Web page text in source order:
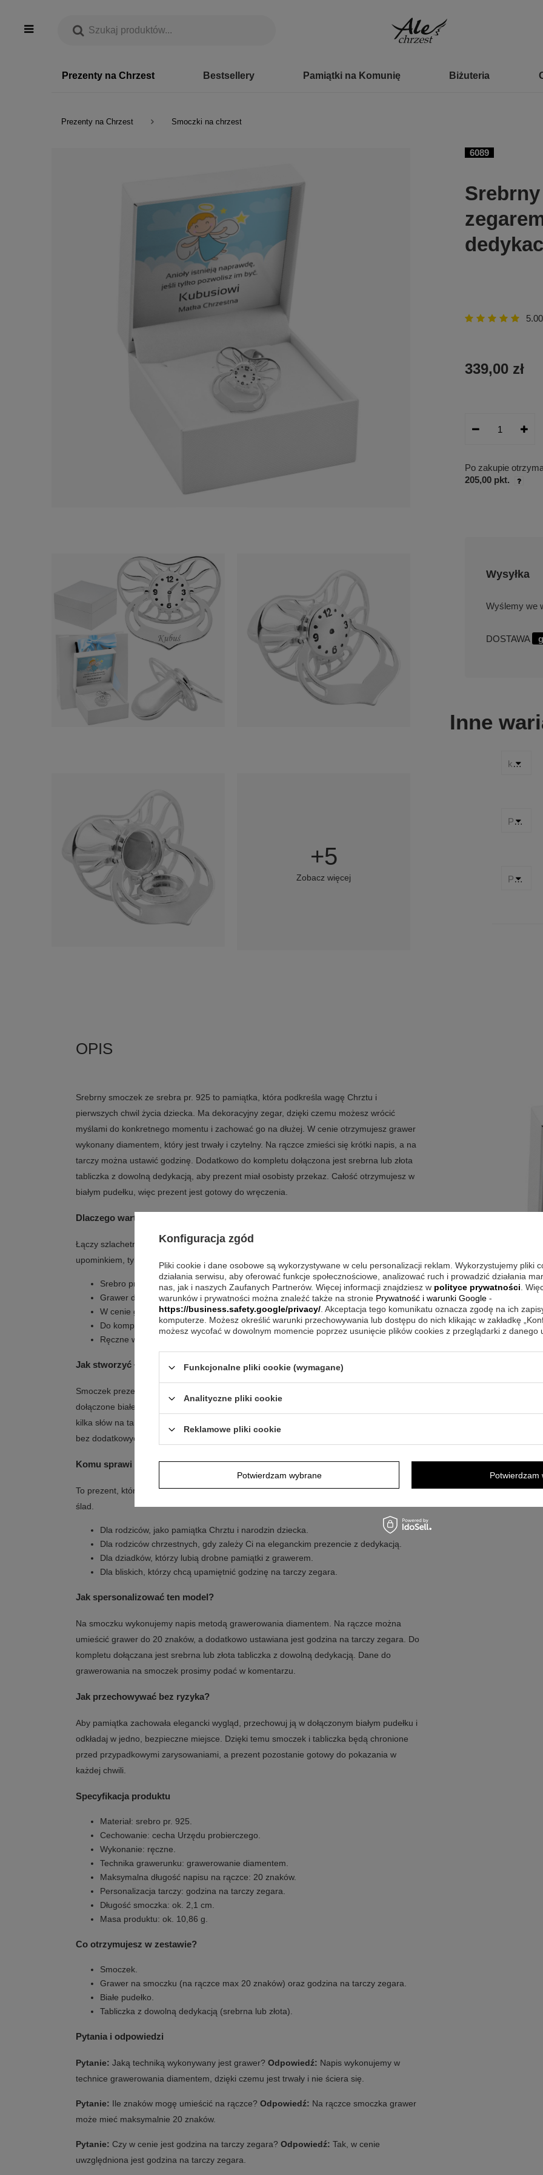
Prezenty na Chrzest Bestsellery Pamiątki na Komunię Biżuteria
Prezenty na Chrzest Smoczki na chrzest
+5
Zobacz więcej
6089
339,00 zł
Po zakupie
205,00 pkt.
Wysyłka
we
DOSTAWA
Inne
kolor wstążki:
PPG-alechrzest:
PPG:
Srebrny smoczek ze srebra pr. 925 to pamiątka, która podkreśla wagę Chrztu i
pierwszych chwil życia dziecka. Ma dekoracyjny zegar, dzięki czemu możesz wrócić
myślami do konkretnego momentu i zachować go na dłużej. W cenie otrzymujesz grawer
wykonany diamentem, który jest trwały i czytelny. Na rączce zmieści się krótki napis, a na
tarczy można ustawić godzinę. Dodatkowo do kompletu dołączona jest srebrna lub złota
tabliczka z dowolną dedykacją, aby prezent miał osobisty przekaz. Całość otrzymujesz w
białym pudełku, więc prezent jest gotowy do wręczenia.
Dlaczego warto wybrać ten model?
Łączy szlachetne wykonanie z personalizacją, dzięki czemu nie jest anonimowym
upominkiem, tylko pamiątką przygotowaną dla konkretnego dziecka.
Srebro pr. 925 oraz cecha Urzędu probierczego.
Grawer diamentem jest trwały i nie ściera się.
W cenie grawer na smoczku oraz godzina na tarczy zegara.
Do kompletu srebrna lub złota tabliczka z dowolną dedykacją.
Ręczne wykonanie podkreśla oryginalność.
Jak stworzyć ładną oprawę wręczenia?
Smoczek prezentuje się elegancko jako pamiątka wręczana podczas uroczystości, a
dołączone białe pudełko pomaga od razu przygotować estetyczny upominek. Jeśli dodasz
kilka słów na tabliczce, całość zyska osobisty charakter i będzie gotowa do przekazania
bez dodatkowych dodatków.
Komu sprawi największą radość?
To prezent, który wybierają osoby chcące zostawić po sobie trwały, spersonalizowany
ślad.
Dla rodziców, jako pamiątka Chrztu i narodzin dziecka.
Dla rodziców chrzestnych, gdy zależy Ci na eleganckim prezencie z dedykacją.
Dla dziadków, którzy lubią drobne pamiątki z grawerem.
Dla bliskich, którzy chcą upamiętnić godzinę na tarczy zegara.
Jak spersonalizować ten model?
Na smoczku wykonujemy napis metodą grawerowania diamentem. Na rączce można
umieścić grawer do 20 znaków, a dodatkowo ustawiana jest godzina na tarczy zegara. Do
kompletu dołączana jest srebrna lub złota tabliczka z dowolną dedykacją. Dane do
grawerowania na smoczek prosimy podać w komentarzu.
Jak przechowywać bez ryzyka?
Aby pamiątka zachowała elegancki wygląd, przechowuj ją w dołączonym białym pudełku i
odkładaj w jedno, bezpieczne miejsce. Dzięki temu smoczek i tabliczka będą chronione
przed przypadkowymi zarysowaniami, a prezent pozostanie gotowy do pokazania w
każdej chwili.
Specyfikacja produktu
Materiał: srebro pr. 925.
Cechowanie: cecha Urzędu probierczego.
Wykonanie: ręczne.
Technika grawerunku: grawerowanie diamentem.
Maksymalna długość napisu na rączce: 20 znaków.
Personalizacja tarczy: godzina na tarczy zegara.
Długość smoczka: ok. 2,1 cm.
Masa produktu: ok. 10,86 g.
Co otrzymujesz w zestawie?
Smoczek.
Grawer na smoczku (na rączce max 20 znaków) oraz godzina na tarczy zegara.
Białe pudełko.
Tabliczka z dowolną dedykacją (srebrna lub złota).
Pytania i odpowiedzi
Pytanie: Jaką techniką wykonywany jest grawer? Odpowiedź: Napis wykonujemy w
technice grawerowania diamentem, dzięki czemu jest trwały i nie ściera się.
Pytanie: Ile znaków mogę umieścić na rączce? Odpowiedź: Na rączce smoczka grawer
może mieć maksymalnie 20 znaków.
Pytanie: Czy w cenie jest godzina na tarczy zegara? Odpowiedź: Tak, w cenie
uwzględniona jest godzina na tarczy zegara.
Konfiguracja zgód
Pliki cookie i dane osobowe są wykorzystywane w celu personalizacji reklam. Wykorzystujemy pliki
działania serwisu, aby oferować funkcje społecznościowe, analizować ruch i prowadzić działania
nas, jak i naszych Zaufanych Partnerów. Więcej informacji znajdziesz w polityce prywatności .
warunków i prywatności można znaleźć także na stronie Prywatność i warunki Google -
https://business.safety.google/privacy/ . Akceptacja tego komunikatu oznacza zgodę na ich
komputerze. Możesz określić warunki przechowywania lub dostępu do nich klikając w zakładkę
możesz wycofać w dowolnym momencie poprzez usunięcie plików cookies z przeglądarki z danego
Funkcjonalne pliki cookie (wymagane)
Analityczne pliki cookie
Reklamowe pliki cookie
Potwierdzam wybrane Potwierdzam